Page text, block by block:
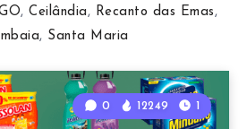
,Ceilândia , Recanto das Emas ,
, Santa Maria
0 12249 1